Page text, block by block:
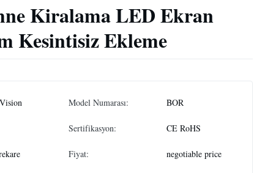
Kiralama LED Ekran
Kesintisiz Ekleme
Model Numarası: BOR
Sertifikasyon: CE RoHS
Fiyat: negotiable price